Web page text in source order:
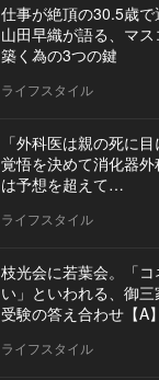
仕事が絶頂の30.5歳
山田早織が語る、マ
築く為の3つの鍵
ライフスタイル
「外科医は親の死に
覚悟を決めて消化器
は予想を超えて…
ライフスタイル
枝光会に若葉会。「
い」といわれる、御
受験の答え合わせ【A】
ライフスタイル